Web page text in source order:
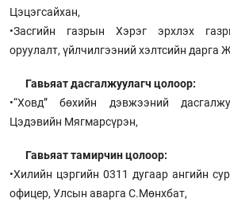
Цэцэгсайхан,
•Засгийн газрын Хэрэг эрхлэх
оруулалт, үйлчилгээний хэлтсийн дарга
Гавьяат дасгалжуулагч цолоор:
•“Ховд” бөхийн дэвжээний
Цэдэвийн Мягмарсүрэн,
Гавьяат тамирчин цолоор:
•Хилийн цэргийн 0311 дугаар ангийн
офицер, Улсын аварга С.Мөнхбат,